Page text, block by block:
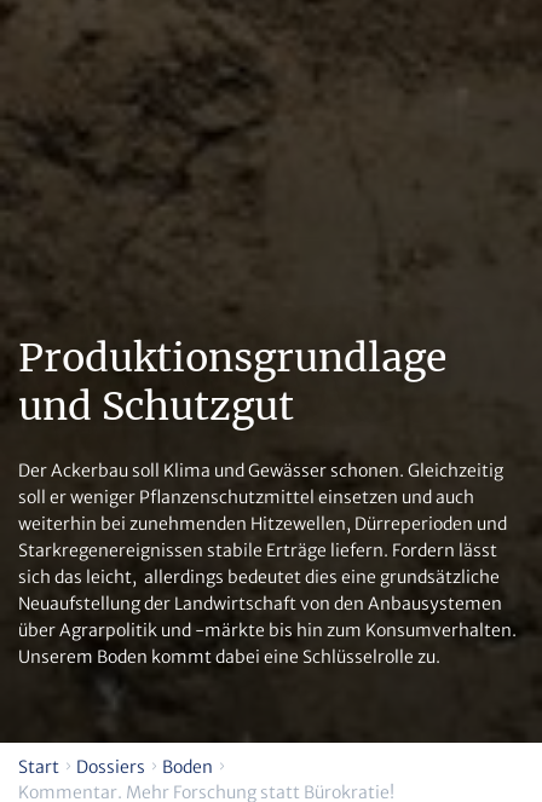
Produktionsgrundlage
und Schutzgut
Der Ackerbau soll Klima und Gewässer schonen. Gleichzeitig
soll er weniger Pflanzenschutzmittel einsetzen und auch
weiterhin bei zunehmenden Hitzewellen, Dürreperioden und
Starkregenereignissen stabile Erträge liefern. Fordern lässt
sich das leicht, allerdings bedeutet dies eine grundsätzliche
Neuaufstellung der Landwirtschaft von den Anbausystemen
über Agrarpolitik und -märkte bis hin zum Konsumverhalten.
Unserem Boden kommt dabei eine Schlüsselrolle zu.
Start Dossiers
Boden
Kommentar. Mehr Forschung statt Bürokratie!